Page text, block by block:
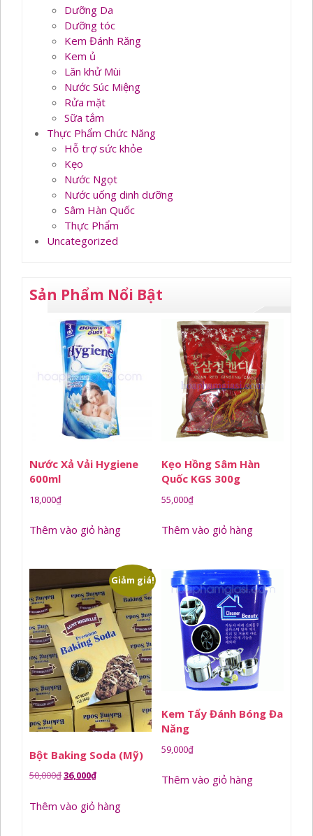
Dưỡng Da
Dưỡng tóc
Kem Đánh Răng
Kem ủ
Lăn khử Mùi
Nước Súc Miệng
Rửa mặt
Sữa tắm
Thực Phẩm Chức Năng
Hỗ trợ sức khỏe
Kẹo
Nước Ngọt
Nước uống dinh dưỡng
Sâm Hàn Quốc
Thực Phẩm
Uncategorized
Sản Phẩm Nổi Bật
Nước Xả Vải Hygiene
600ml
18,000₫
Thêm vào giỏ hàng
Kẹo Hồng Sâm Hàn
Quốc KGS 300g
55,000₫
Thêm vào giỏ hàng
Giảm giá!
Bột Baking Soda (Mỹ)
50,000₫Giá
là:
36,000₫Giá
tại
Thêm vào giỏ hàng
Kem Tẩy Đánh Bóng Đa
Năng
59,000₫
Thêm vào giỏ hàng